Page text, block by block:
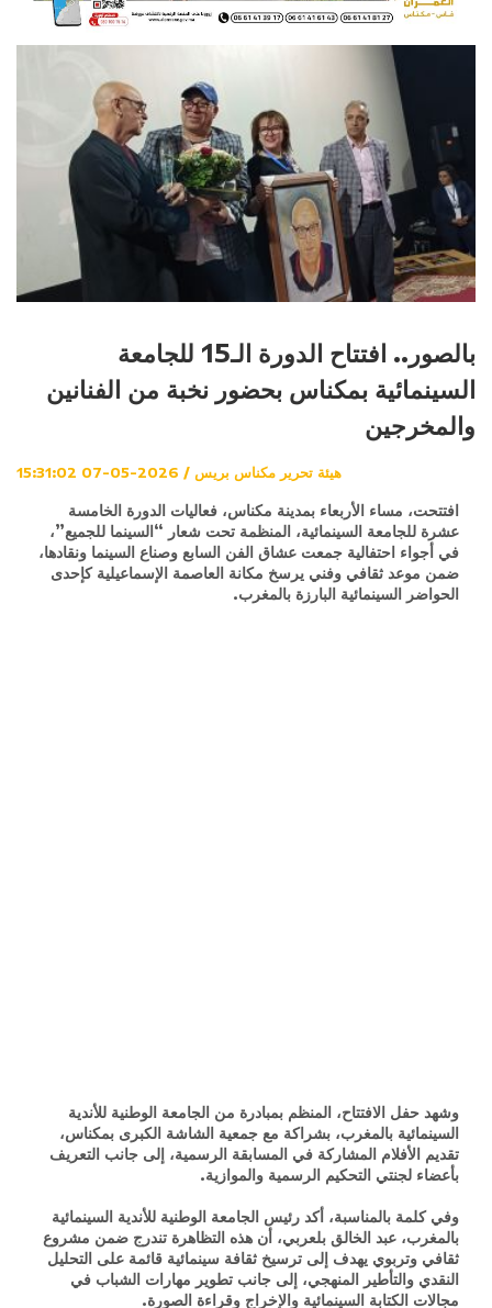
بالصور.. افتتاح الدورة الـ15 للجامعة
السينمائية بمكناس بحضور نخبة من الفنانين
والمخرجين
هيئة تحرير مكناس بريس / 2026-05-07 15:31:02
افتتحت، مساء الأربعاء بمدينة مكناس، فعاليات الدورة الخامسة
عشرة للجامعة السينمائية، المنظمة تحت شعار “السينما للجميع”،
في أجواء احتفالية جمعت عشاق الفن السابع وصناع السينما ونقادها،
ضمن موعد ثقافي وفني يرسخ مكانة العاصمة الإسماعيلية كإحدى
الحواضر السينمائية البارزة بالمغرب.
وشهد حفل الافتتاح، المنظم بمبادرة من الجامعة الوطنية للأندية
السينمائية بالمغرب، بشراكة مع جمعية الشاشة الكبرى بمكناس،
تقديم الأفلام المشاركة في المسابقة الرسمية، إلى جانب التعريف
بأعضاء لجنتي التحكيم الرسمية والموازية.
وفي كلمة بالمناسبة، أكد رئيس الجامعة الوطنية للأندية السينمائية
بالمغرب، عبد الخالق بلعربي، أن هذه التظاهرة تندرج ضمن مشروع
ثقافي وتربوي يهدف إلى ترسيخ ثقافة سينمائية قائمة على التحليل
النقدي والتأطير المنهجي، إلى جانب تطوير مهارات الشباب في
مجالات الكتابة السينمائية والإخراج وقراءة الصورة.